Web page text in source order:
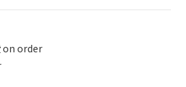
on order